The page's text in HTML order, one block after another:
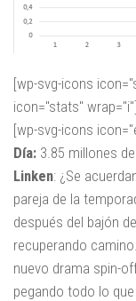
[wp-svg-icons
icon="stats" wrap="i"]
[wp-svg-icons
Día: 3.85 millones
Linken: ¿Se
pareja de la
después del bajón
recuperando
nuevo drama spin-
pegando todo lo